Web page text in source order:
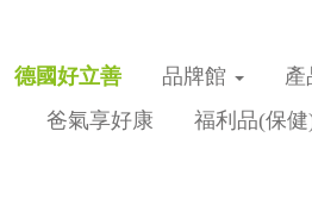
德國好立善 品牌館 產
爸氣享好康
福利品(保健